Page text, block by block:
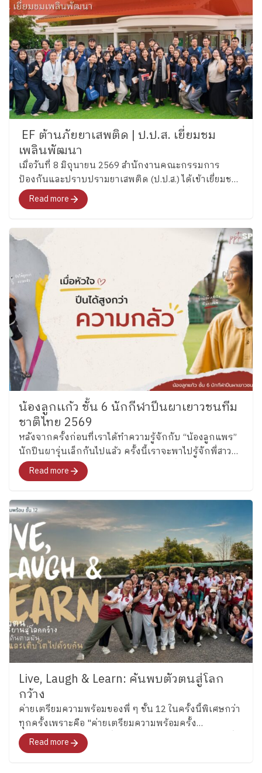
EF ต้านภัยยาเสพติด | ป.ป.ส. เยี่ยมชม
เพลินพัฒนา
เมื่อวันที่ 8 มิถุนายน 2569 สำนักงานคณะกรรมการ
ป้องกันและปราบปรามยาเสพติด (ป.ป.ส.) ได้เข้าเยี่ยมชม
และศึกษากระบวนการพัฒนาทักษะสมองเพื่อการจัดการ
ชีวิต (Executive Functions : EF) ของโรงเรียนเพลิน
Read more
น้องลูกเเก้ว ชั้น 6 นักกีฬาปีนผาเยาวชนทีม
ชาติไทย 2569
หลังจากครั้งก่อนที่เราได้ทำความรู้จักกับ “น้องลูกแพร”
นักปีนผารุ่นเล็กกันไปแล้ว ครั้งนี้เราจะพาไปรู้จักพี่สาว
คนโต ซึ่งล่าสุดได้รับการคัดเลือกเป็นหนึ่งในนักกีฬาปีน
ผาเยาวชนทีมชาติไทย รุ่นอายุไม่เกิน 13 ปี ประเภท
เรือนงาม นักเรียนชั้น 6 โรงเรียนเพลินพัฒนา
Read more
Live, Laugh & Learn: ค้นพบตัวตนสู่โลก
กว้าง
ค่ายเตรียมความพร้อมของพี่ ๆ ชั้น 12 ในครั้งนี้พิเศษกว่า
ทุกครั้งเพราะคือ "ค่ายเตรียมความพร้อมครั้ง
สุดท้าย"สำหรับอนาคตที่พวกเขากำลังจะก้าวไปเผชิญที่
จะพาทุกคนไปสำรวจอารมณ์ ความรู้สึก และค้นหาคำ
Read more